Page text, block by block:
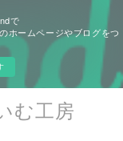
で
ホームページやブログをつ
む工房